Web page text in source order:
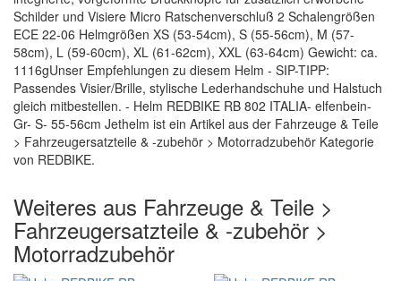
Schilder und Visiere Micro Ratschenverschluß 2 Schalengrößen
ECE 22-06 Helmgrößen XS (53-54cm), S (55-56cm), M (57-
58cm), L (59-60cm), XL (61-62cm), XXL (63-64cm) Gewicht: ca.
1116gUnser Empfehlungen zu diesem Helm - SIP-TIPP:
Passendes Visier/Brille, stylische Lederhandschuhe und Halstuch
gleich mitbestellen. - Helm REDBIKE RB 802 ITALIA- elfenbein-
Gr- S- 55-56cm Jethelm ist ein Artikel aus der Fahrzeuge & Teile
> Fahrzeugersatzteile & -zubehör > Motorradzubehör Kategorie
von REDBIKE.
Weiteres aus Fahrzeuge & Teile >
Fahrzeugersatzteile & -zubehör >
Motorradzubehör